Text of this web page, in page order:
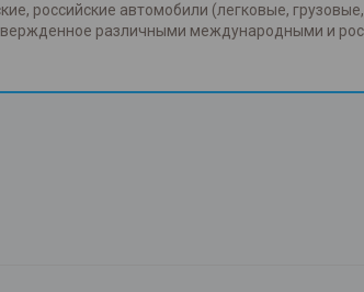
российские автомобили (легковые,
различными международными и